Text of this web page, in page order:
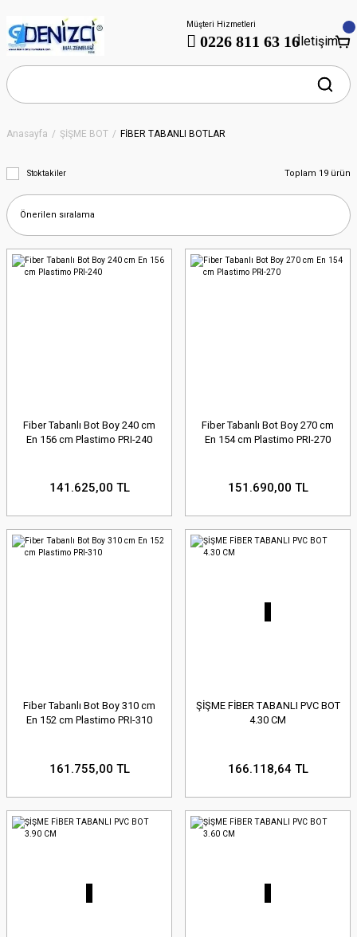
Müşteri Hizmetleri
0226 811 63 16İletişim
Anasayfa ŞİŞME BOT FİBER TABANLI BOTLAR
Stoktakiler Toplam 19 ürün
Fiber Tabanlı Bot Boy 240 cm
En 156 cm Plastimo PRI-240
141.625,00 TL
Fiber Tabanlı Bot Boy 270 cm
En 154 cm Plastimo PRI-270
151.690,00 TL
Fiber Tabanlı Bot Boy 310 cm
En 152 cm Plastimo PRI-310
161.755,00 TL
ŞİŞME FİBER TABANLI PVC BOT
4.30 CM
166.118,64 TL